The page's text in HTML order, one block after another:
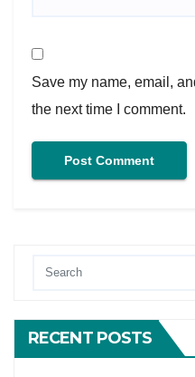
Save my name, email,
the next time I comment.
RECENT POSTS